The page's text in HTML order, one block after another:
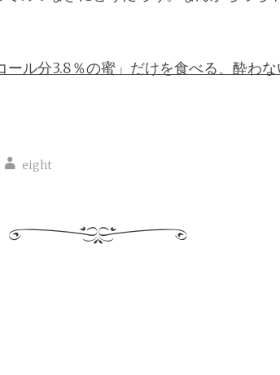
ール分3.8％の蜜」だけを食べる、酔わ
eight